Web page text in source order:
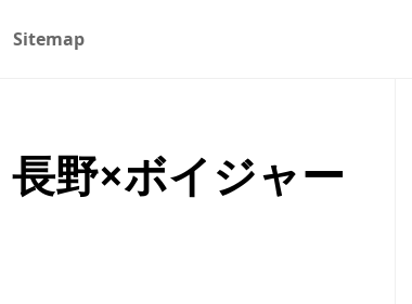
Sitemap
野×ボイジャー